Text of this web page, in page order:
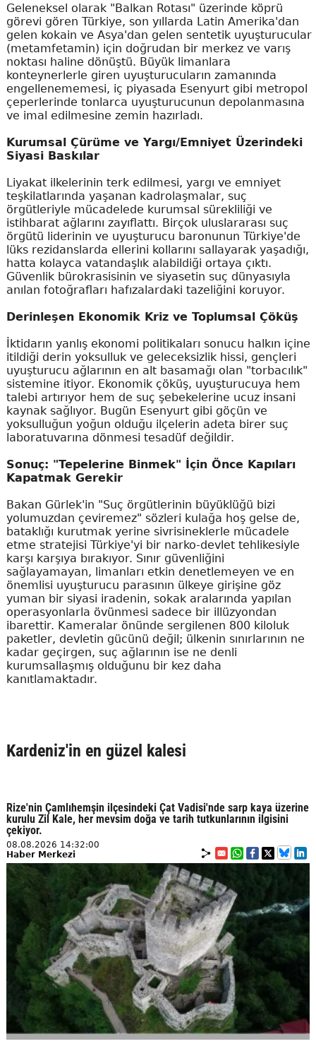
Geleneksel olarak "Balkan Rotası" üzerinde köprü
görevi gören Türkiye, son yıllarda Latin Amerika'dan
gelen kokain ve Asya'dan gelen sentetik uyuşturucular
(metamfetamin) için doğrudan bir merkez ve varış
noktası haline dönüştü. Büyük limanlara
konteynerlerle giren uyuşturucuların zamanında
engellenememesi, iç piyasada Esenyurt gibi metropol
çeperlerinde tonlarca uyuşturucunun depolanmasına
ve imal edilmesine zemin hazırladı.
Kurumsal Çürüme ve Yargı/Emniyet Üzerindeki
Siyasi Baskılar
Liyakat ilkelerinin terk edilmesi, yargı ve emniyet
teşkilatlarında yaşanan kadrolaşmalar, suç
örgütleriyle mücadelede kurumsal sürekliliği ve
istihbarat ağlarını zayıflattı. Birçok uluslararası suç
örgütü liderinin ve uyuşturucu baronunun Türkiye'de
lüks rezidanslarda ellerini kollarını sallayarak yaşadığı,
hatta kolayca vatandaşlık alabildiği ortaya çıktı.
Güvenlik bürokrasisinin ve siyasetin suç dünyasıyla
anılan fotoğrafları hafızalardaki tazeliğini koruyor.
Derinleşen Ekonomik Kriz ve Toplumsal Çöküş
İktidarın yanlış ekonomi politikaları sonucu halkın içine
itildiği derin yoksulluk ve geleceksizlik hissi, gençleri
uyuşturucu ağlarının en alt basamağı olan "torbacılık"
sistemine itiyor. Ekonomik çöküş, uyuşturucuya hem
talebi artırıyor hem de suç şebekelerine ucuz insani
kaynak sağlıyor. Bugün Esenyurt gibi göçün ve
yoksulluğun yoğun olduğu ilçelerin adeta birer suç
laboratuvarına dönmesi tesadüf değildir.
Sonuç: "Tepelerine Binmek" İçin Önce Kapıları
Kapatmak Gerekir
Bakan Gürlek'in "Suç örgütlerinin büyüklüğü bizi
yolumuzdan çeviremez" sözleri kulağa hoş gelse de,
bataklığı kurutmak yerine sivrisineklerle mücadele
etme stratejisi Türkiye'yi bir narko-devlet tehlikesiyle
karşı karşıya bırakıyor. Sınır güvenliğini
sağlayamayan, limanları etkin denetlemeyen ve en
önemlisi uyuşturucu parasının ülkeye girişine göz
yuman bir siyasi iradenin, sokak aralarında yapılan
operasyonlarla övünmesi sadece bir illüzyondan
ibarettir. Kameralar önünde sergilenen 800 kiloluk
paketler, devletin gücünü değil; ülkenin sınırlarının ne
kadar geçirgen, suç ağlarının ise ne denli
kurumsallaşmış olduğunu bir kez daha
kanıtlamaktadır.
Kardeniz'in en güzel kalesi
Rize'nin Çamlıhemşin ilçesindeki Çat Vadisi'nde sarp kaya üzerine
kurulu Zil Kale, her mevsim doğa ve tarih tutkunlarının ilgisini
çekiyor.
08.08.2026 14:32:00
Haber Merkezi